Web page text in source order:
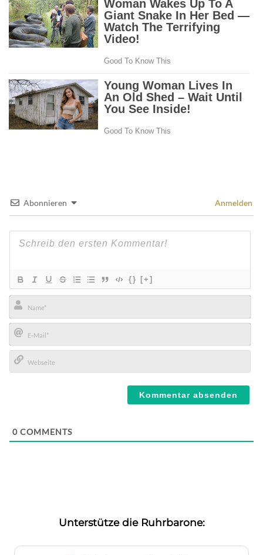
Abonnieren Anmelden
{} [+]
Name*
E-
Mail*
0 COMMENTS
Unterstütze die Ruhrbarone: